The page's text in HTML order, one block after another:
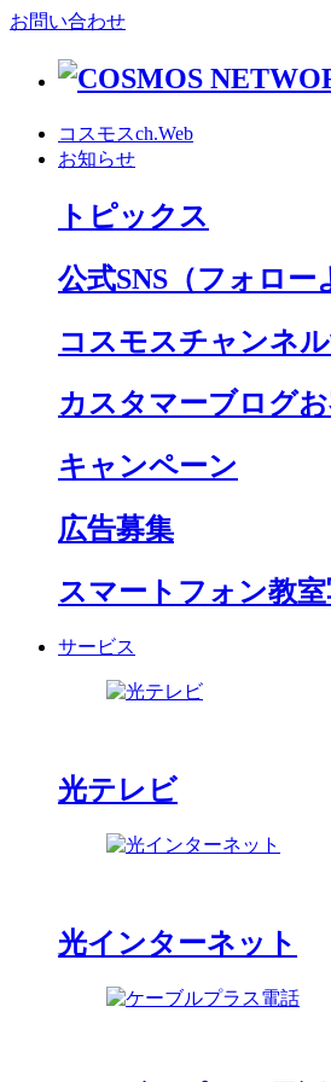
お問い合わせ
コスモスch.Web
お知らせ
トピックス
公式SNS （フォロー
コスモスチャンネ
カスタマーブログ
キャンペーン
広告募集
スマートフォン教
サービス
光テレビ
光インターネット